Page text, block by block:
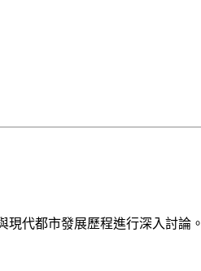
代都市發展歷程進行深入討論。